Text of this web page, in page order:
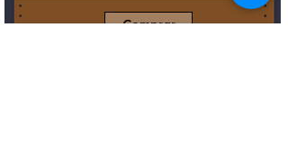
Comprar